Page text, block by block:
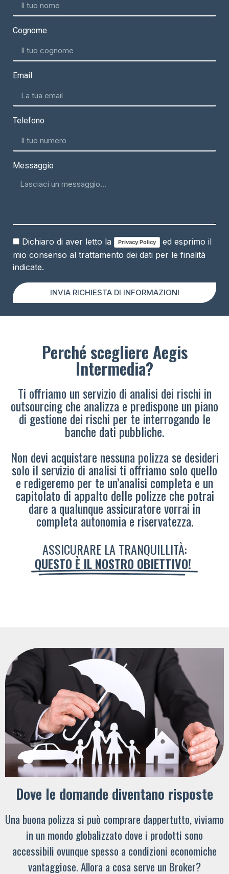
Cognome
Email
Telefono
Messaggio
Dichiaro di aver letto la Privacy Policy
ed esprimo il
mio consenso al trattamento dei dati per le finalità
indicate.
INVIA RICHIESTA DI INFORMAZIONI
Perché scegliere Aegis
Intermedia?
Ti offriamo un servizio di analisi dei rischi in
outsourcing che analizza e predispone un piano
di gestione dei rischi per te interrogando le
banche dati pubbliche.
Non devi acquistare nessuna polizza se desideri
solo il servizio di analisi ti offriamo solo quello
e redigeremo per te un’analisi completa e un
capitolato di appalto delle polizze che potrai
dare a qualunque assicuratore vorrai in
completa autonomia e riservatezza.
ASSICURARE LA TRANQUILLITÀ:
QUESTO È IL NOSTRO OBIETTIVO!
Dove le domande diventano risposte
Una buona polizza si può comprare dappertutto, viviamo
in un mondo globalizzato dove i prodotti sono
accessibili ovunque spesso a condizioni economiche
vantaggiose. Allora a cosa serve un Broker?